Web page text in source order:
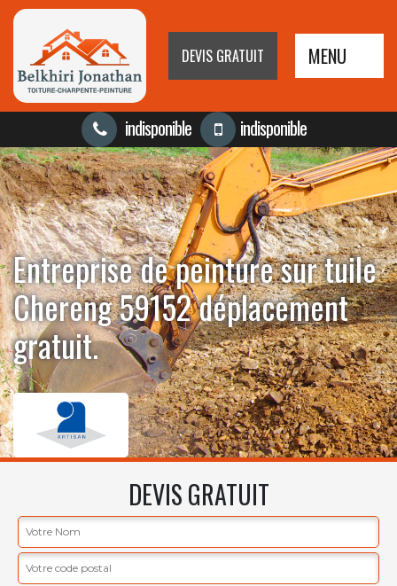
DEVIS GRATUIT MENU
indisponible indisponible
Entreprise de peinture sur tuile
Chereng 59152 déplacement
gratuit.
DEVIS GRATUIT